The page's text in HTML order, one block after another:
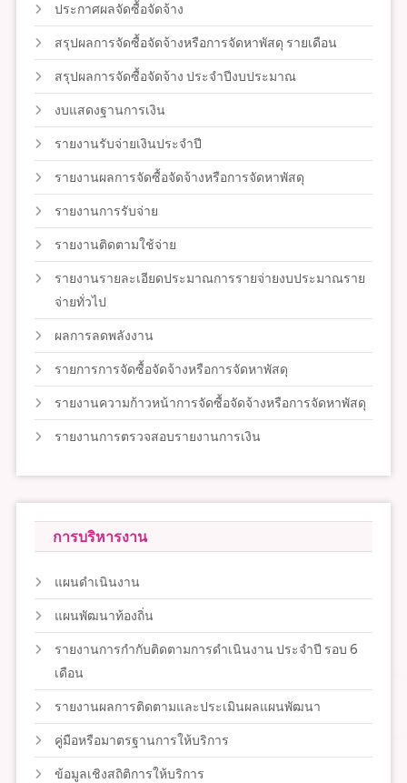
ประกาศผลจัดซื้อจัดจ้าง
สรุปผลการจัดซื้อจัดจ้างหรือการจัดหาพัสดุ รายเดือน
สรุปผลการจัดซื้อจัดจ้าง ประจำปีงบประมาณ
งบแสดงฐานการเงิน
รายงานรับจ่ายเงินประจำปี
รายงานผลการจัดซื้อจัดจ้างหรือการจัดหาพัสดุ
รายงานการรับจ่าย
รายงานติดตามใช้จ่าย
รายงานรายละเอียดประมาณการรายจ่ายงบประมาณราย
จ่ายทั่วไป
ผลการลดพลังงาน
รายการการจัดซื้อจัดจ้างหรือการจัดหาพัสดุ
รายงานความก้าวหน้าการจัดซื้อจัดจ้างหรือการจัดหาพัสดุ
รายงานการตรวจสอบรายงานการเงิน
การบริหารงาน
แผนดำเนินงาน
แผนพัฒนาท้องถิ่น
รายงานการกำกับติดตามการดำเนินงาน ประจำปี รอบ 6
เดือน
รายงานผลการติดตามและประเมินผลแผนพัฒนา
คู่มือหรือมาตรฐานการให้บริการ
ข้อมูลเชิงสถิติการให้บริการ